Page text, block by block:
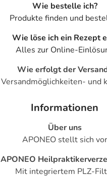
Wie bestelle ich?
Produkte finden und
Wie löse ich ein Rezept
Alles zur Online-
Wie erfolgt der
Versandmöglichkeiten- und
Informationen
Über uns
APONEO stellt sich vor
APONEO
Mit integriertem PLZ-